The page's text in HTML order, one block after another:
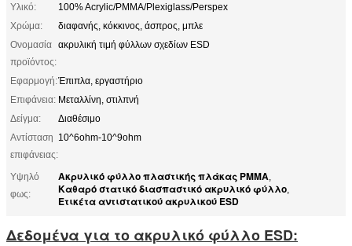
Υλικό:
100% Acrylic/PMMA/Plexiglass/Perspex
Χρώμα:
διαφανής, κόκκινος, άσπρος, μπλε
Ονομασία
προϊόντος:
ακρυλική τιμή φύλλων σχεδίων ESD
Εφαρμογή:Έπιπλα, εργαστήριο
Επιφάνεια: Μεταλλίνη, στιλπνή
Δείγμα:
Διαθέσιμο
Αντίσταση
επιφάνειας:
10^6ohm-10^9ohm
Υψηλό
φως:
Ακρυλικό φύλλο πλαστικής πλάκας PMMA,
Καθαρό στατικό διασπαστικό ακρυλικό φύλλο,
Ετικέτα αντιστατικού ακρυλικού ESD
Δεδομένα για το ακρυλικό φύλλο ESD: